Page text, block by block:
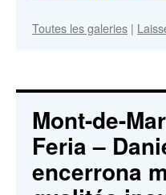
Toutes les galeries |
Mont-de-
Feria –
encerrona